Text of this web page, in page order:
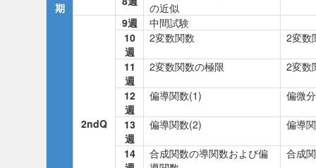
期
の近似
2ndQ
9週
中間試験
10
週
2変数関数 2変数
11
週
2変数関数の極限 2変数
12
週
偏導関数(1) 偏微
13
週
偏導関数(2) 偏導
14
合成関数の導関数および偏
合成